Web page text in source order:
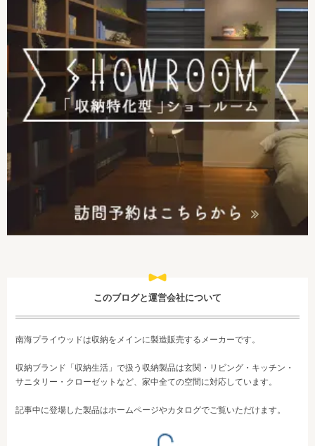
このブログと運営会社について
南海プライウッドは収納をメインに製造販売するメーカーです。
収納ブランド「収納生活」で扱う収納製品は玄関・リビング・キッチン・
サニタリー・クローゼットなど、家中全ての空間に対応しています。
記事中に登場した製品はホームページやカタログでご覧いただけます。